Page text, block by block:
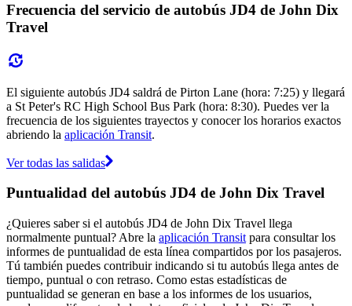
Frecuencia del servicio de autobús JD4 de John Dix
Travel
El siguiente autobús JD4 saldrá de Pirton Lane (hora: 7:25) y llegará
a St Peter's RC High School Bus Park (hora: 8:30). Puedes ver la
frecuencia de los siguientes trayectos y conocer los horarios exactos
abriendo la aplicación Transit.
Ver todas las salidas
Puntualidad del autobús JD4 de John Dix Travel
¿Quieres saber si el autobús JD4 de John Dix Travel llega
normalmente puntual? Abre la aplicación Transit para consultar los
informes de puntualidad de esta línea compartidos por los pasajeros.
Tú también puedes contribuir indicando si tu autobús llega antes de
tiempo, puntual o con retraso. Como estas estadísticas de
puntualidad se generan en base a los informes de los usuarios,